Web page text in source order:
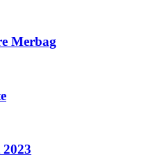
Merbag